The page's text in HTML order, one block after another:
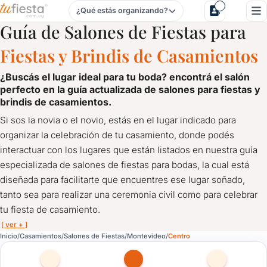
Salones de Fiestas para Casamientos en Centro,
¿Qué estás organizando?
Guía de Salones de Fiestas para
Fiestas y Brindis de Casamientos
¿buscás el lugar ideal para tu boda? encontrá el salón
perfecto en la guía actualizada de salones para fiestas y
brindis de casamientos.
Si sos la novia o el novio, estás en el lugar indicado para
organizar la celebración de tu casamiento, donde podés
interactuar con los lugares que están listados en nuestra guía
especializada de salones de fiestas para bodas, la cual está
diseñada para facilitarte que encuentres ese lugar soñado,
tanto sea para realizar una ceremonia civil como para celebrar
tu fiesta de casamiento.
[ ver + ]
Inicio Casamientos Salones de Fiestas Montevideo Centro
Salones de Fiestas para Casamientos en Centro,
¿Buscás el lugar ideal para tu boda? Encontrá el Salón